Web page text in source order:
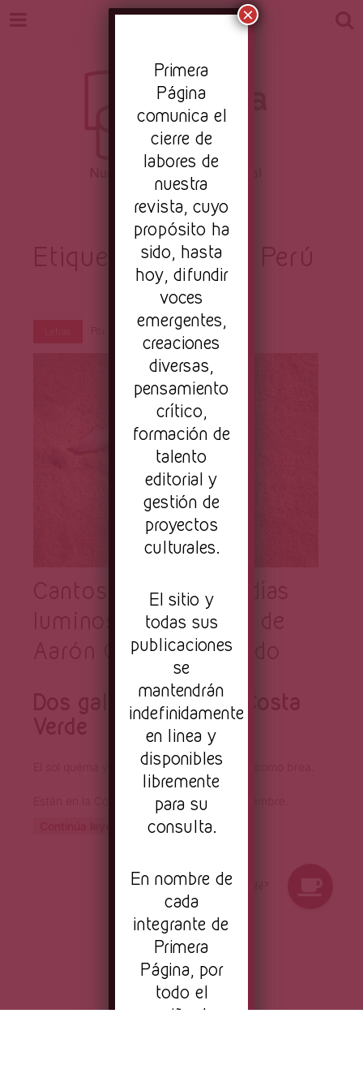
Revista
Primera
Página
Nuestro periodismo cultural
Etiqueta:Máncora Perú
Dic 7, 2020
Cantos animales de días
luminosos || Poemas de
Aarón Ormeño Hurtado
Dos gallinazos en la Costa
El sol quema y sus plumas negras hierven como brea.
Están en la Costa Verde poseídos por el hambre.
Primera
Página
comunica el
cierre de
labores de
nuestra
revista, cuyo
propósito ha
sido, hasta
hoy, difundir
voces
emergentes,
creaciones
diversas,
pensamiento
crítico,
formación de
talento
editorial y
gestión de
proyectos
culturales.
El sitio y
todas sus
publicaciones
se
mantendrán
indefinidamente
en linea y
disponibles
libremente
para su
consulta.
En nombre de
cada
integrante de
Primera
Página, por
todo el
cariño, la
×